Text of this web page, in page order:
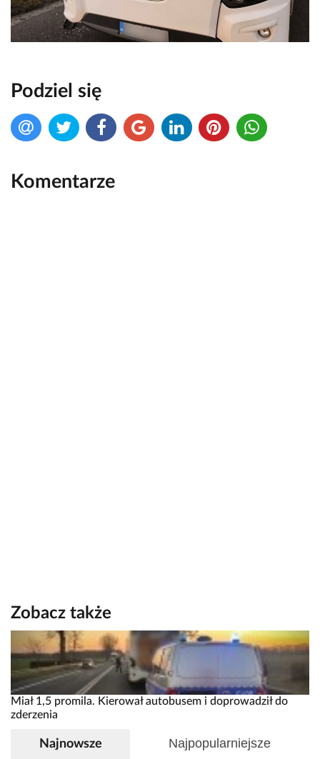
Podziel się
Komentarze
Zobacz także
Miał 1,5 promila. Kierował autobusem i doprowadził do
zderzenia
Najnowsze Najpopularniejsze